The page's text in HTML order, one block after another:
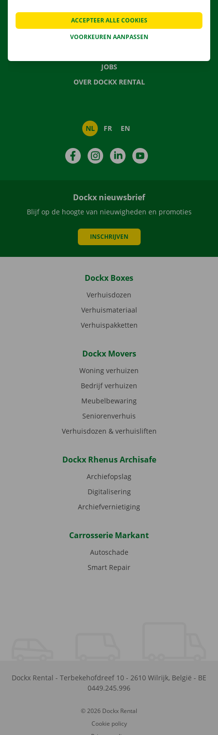
VEELGESTELDE VRAGEN
NIEUWS
JOBS
OVER DOCKX RENTAL
NL FR EN
FacebookInstagramLinkedIn
Dockx nieuwsbrief
Blijf op de hoogte van nieuwigheden en promoties
INSCHRIJVEN
Dockx Boxes
Verhuisdozen
Verhuismateriaal
Verhuispakketten
Dockx Movers
Woning verhuizen
Bedrijf verhuizen
Meubelbewaring
Seniorenverhuis
Verhuisdozen & verhuisliften
Dockx Rhenus Archisafe
Archiefopslag
Digitalisering
Archiefvernietiging
Carrosserie Markant
Autoschade
Smart Repair
Dockx Rental - Terbekehofdreef 10 - 2610 Wilrijk, België - BE
0449.245.996
© 2026 Dockx Rental
Cookie policy
VOORKEUREN AANPASSEN
ACCEPTEER ALLE COOKIES